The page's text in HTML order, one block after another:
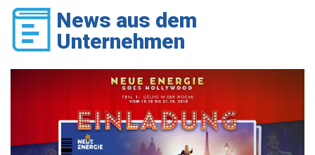
News aus dem
Unternehmen